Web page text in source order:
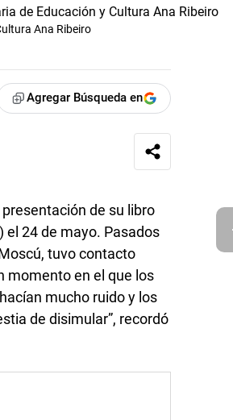
Ana Ribeiro
Agregar Búsqueda en
de su libro
el 24 de mayo. Pasados
tuvo contacto
momento en el que los
mucho ruido y los
de disimular”, recordó